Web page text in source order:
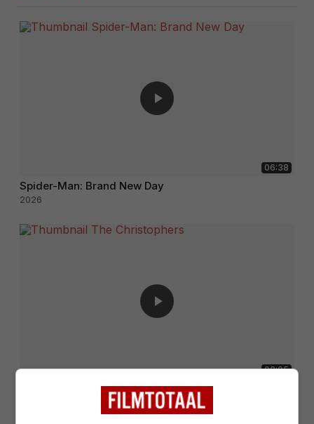
06:38
Spider-Man: Brand New Day
2026
02:05
The Christophers